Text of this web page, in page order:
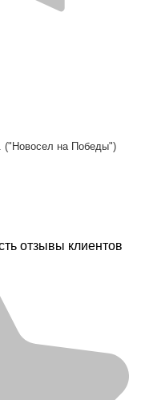
("Новосел на Победы")